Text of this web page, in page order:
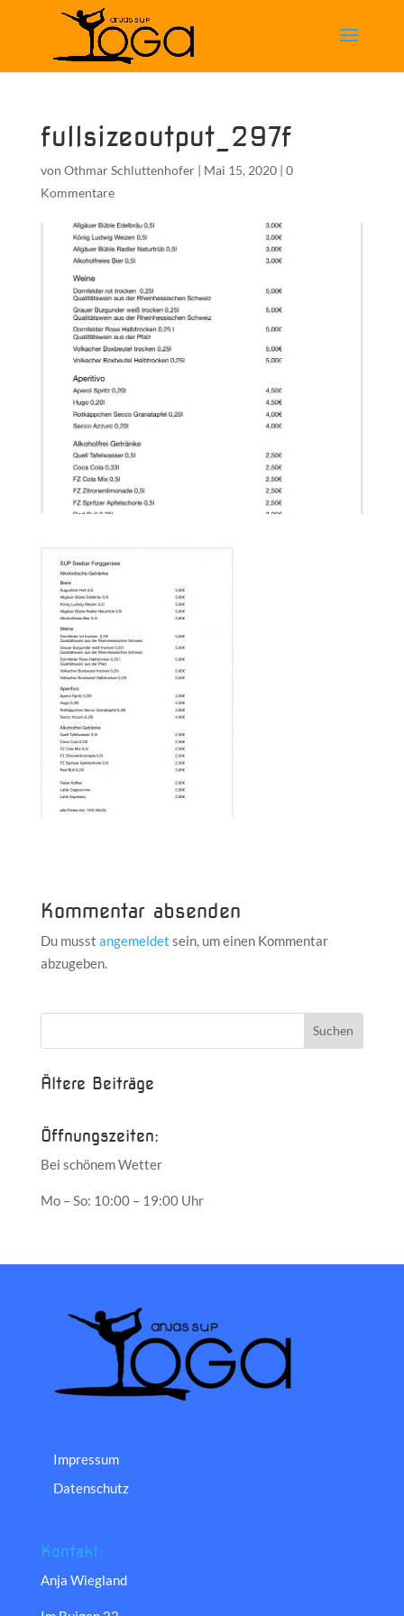
fullsizeoutput_297f
von Othmar Schluttenhofer| Mai 15, 2020| 0
Kommentare
Kommentar absenden
Du musst angemeldet sein, um einen Kommentar
abzugeben.
Ältere Beiträge
Öffnungszeiten:
Bei schönem Wetter
Mo – So: 10:00 – 19:00 Uhr
Impressum
Datenschutz
Kontakt:
Anja Wiegland